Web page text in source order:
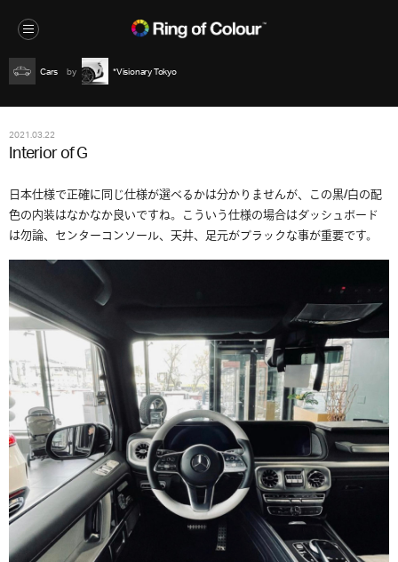
Cars *Visionary Tokyo
2021.03.22
Interior of G
日本仕様で正確に同じ仕様が選べるかは分かりませんが、この黒/白の配
色の内装はなかなか良いですね。こういう仕様の場合はダッシュボード
は勿論、センターコンソール、天井、足元がブラックな事が重要です。